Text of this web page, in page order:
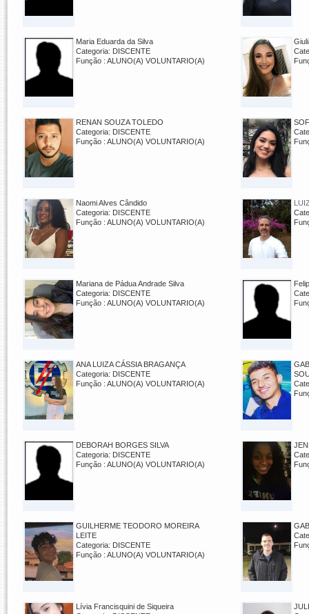
Maria Eduarda da Silva
Categoria: DISCENTE
Função : ALUNO(A) VOLUNTARIO(A)
RENAN SOUZA TOLEDO
Categoria: DISCENTE
Função : ALUNO(A) VOLUNTARIO(A)
Naomi Alves Cândido
Categoria: DISCENTE
Função : ALUNO(A) VOLUNTARIO(A)
Mariana de Pádua Andrade Silva
Categoria: DISCENTE
Função : ALUNO(A) VOLUNTARIO(A)
ANA LUIZA CÁSSIA BRAGANÇA
Categoria: DISCENTE
Função : ALUNO(A) VOLUNTARIO(A)
DEBORAH BORGES SILVA
Categoria: DISCENTE
Função : ALUNO(A) VOLUNTARIO(A)
GUILHERME TEODORO MOREIRA
LEITE
Categoria: DISCENTE
Função : ALUNO(A) VOLUNTARIO(A)
Lívia Francisquini de Siqueira